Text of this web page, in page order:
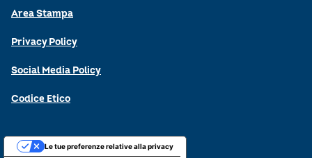
Area Stampa
Privacy Policy
Social Media Policy
Codice Etico
Le tue preferenze relative alla privacy